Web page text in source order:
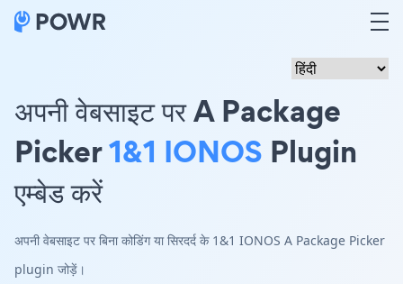
अपनी वेबसाइट पर A Package
Picker1&1 IONOS Plugin
एम्बेड करें
अपनी वेबसाइट पर बिना कोडिंग या सिरदर्द के 1&1 IONOS A Package Picker
plugin जोड़ें।